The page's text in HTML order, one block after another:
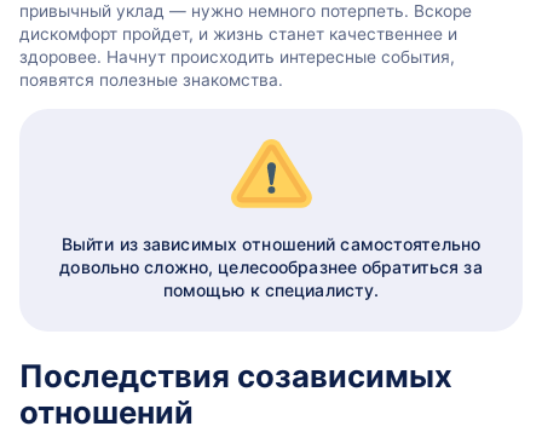
привычный уклад — нужно немного потерпеть. Вскоре
дискомфорт пройдет, и жизнь станет качественнее и
здоровее. Начнут происходить интересные события,
появятся полезные знакомства.
Выйти из зависимых отношений самостоятельно
довольно сложно, целесообразнее обратиться за
помощью к специалисту.
Последствия созависимых
отношений